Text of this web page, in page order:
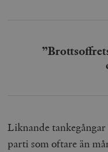
Liknande
parti som oftare än